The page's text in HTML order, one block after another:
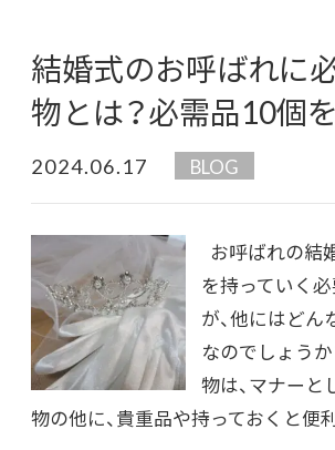
結婚式のお呼ばれに
物とは？必需品10個
2024.06.17 BLOG
お呼ばれの結
を持っていく
が、他にはど
なのでしょう
物は、マナーと
物の他に、貴重品や持っておくと便